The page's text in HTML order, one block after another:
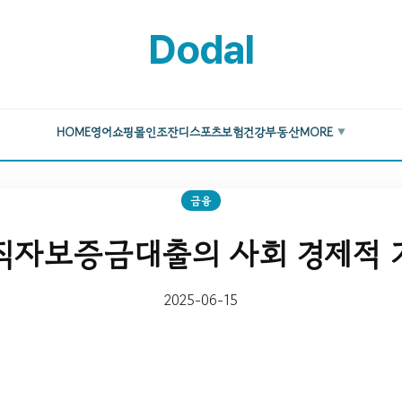
Dodal
HOME영어쇼핑몰인조잔디스포츠보험건강부동산MORE ▼
금융
자보증금대출의 사회 경제적
2025-06-15